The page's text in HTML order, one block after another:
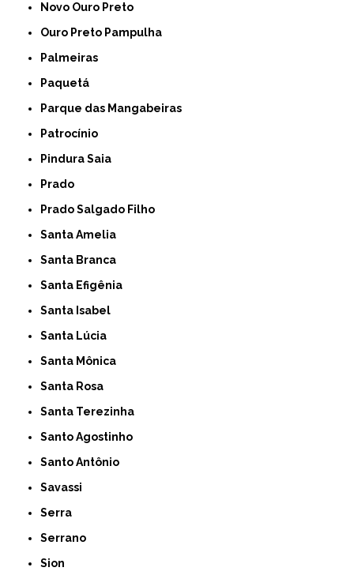
Novo Ouro Preto
Ouro Preto Pampulha
Palmeiras
Paquetá
Parque das Mangabeiras
Patrocínio
Pindura Saia
Prado
Prado Salgado Filho
Santa Amelia
Santa Branca
Santa Efigênia
Santa Isabel
Santa Lúcia
Santa Mônica
Santa Rosa
Santa Terezinha
Santo Agostinho
Santo Antônio
Savassi
Serra
Serrano
Sion